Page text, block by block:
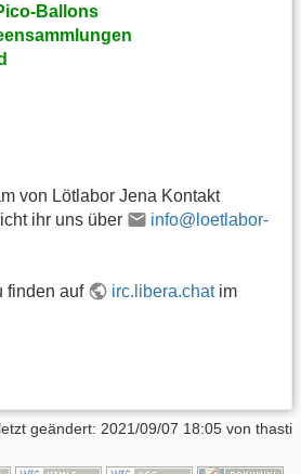
Ballons
von Lötlabor Jena Kontakt
ihr uns über
info@loetlabor-
finden auf irc.libera.chatim
geändert: 2021/09/07 18:05 von thasti